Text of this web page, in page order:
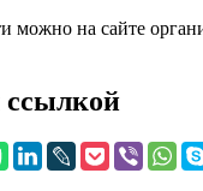
можно на сайте
ссылкой